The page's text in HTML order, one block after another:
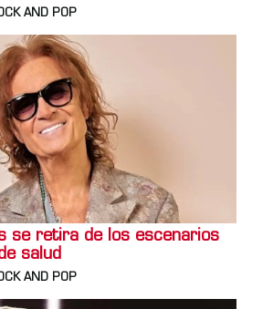
AND POP
se retira de los escenarios
salud
AND POP